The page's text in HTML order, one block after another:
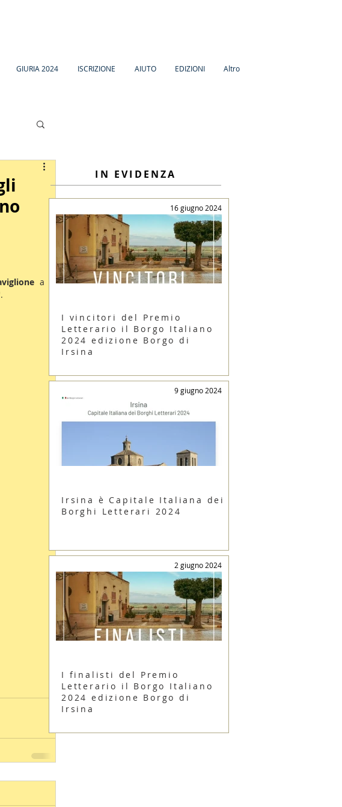
GIURIA 2024 ISCRIZIONE AIUTO EDIZIONI Altro
a
16 giugno 2024
I vincitori del Premio
Letterario il Borgo Italiano
2024 edizione Borgo di
Irsina
9 giugno 2024
Irsina è Capitale Italiana dei
Borghi Letterari 2024
2 giugno 2024
I finalisti del Premio
Letterario il Borgo Italiano
2024 edizione Borgo di
Irsina
IN EVIDENZA